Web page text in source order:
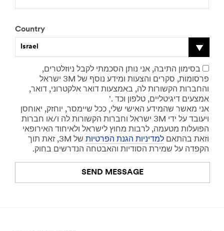
Country
Israel
בסימון התיבה, אני נותן הסכמתי לקבל ניוזלטרים,
פרסומות, סקרים והצעות ומידע נוסף של 3M ישראל
והחברות הקשורות לה, באמצעות דואר אלקטרוני, דואר,
אמצעים דיגיטליים, טלפון וכד '.
אני מאשר שהמידע האישי שלי, ככל שיימסר, יוחזק, יאוחסן
ויעובד על ידי 3M ישראל וחברות הקשורות לה ו/או חברות
הפועלות מטעמה, לרבות מחוץ לישראל ולאיחוד האירופאי
וזאת בהתאם למדיניות הגנת הפרטיות של ,3M זאת תוך
הקפדה על שמירת הסודיות והאבטחה הנדרשים בחוק.
SEND MESSAGE